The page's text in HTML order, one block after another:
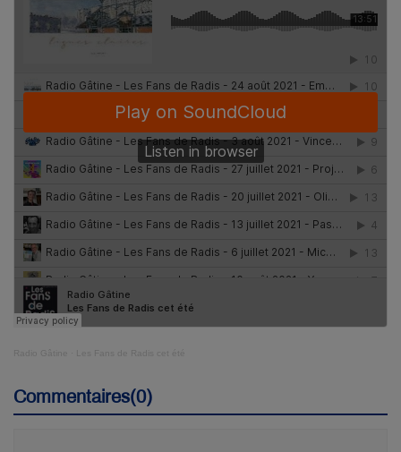
Radio Gâtine Les Fans de Radis cet été
Commentaires(0)